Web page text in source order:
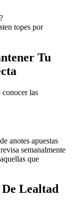
topes por
Tu
conocer las
anotes apuestas
semanalmente
que
Lealtad